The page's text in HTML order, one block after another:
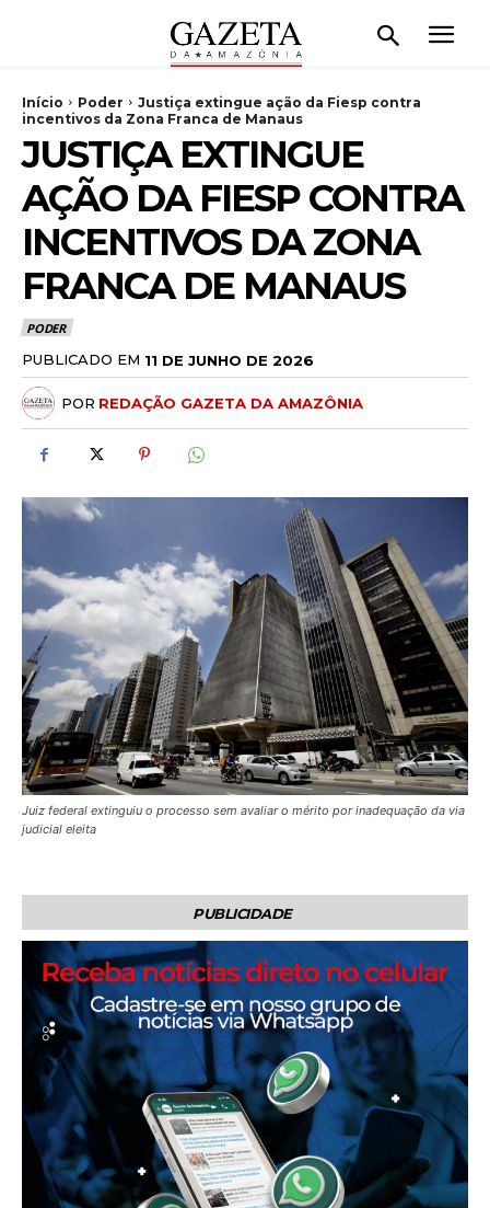
Início Poder
Justiça extingue ação da Fiesp contra
incentivos da Zona Franca de Manaus
JUSTIÇA EXTINGUE
AÇÃO DA FIESP CONTRA
INCENTIVOS DA ZONA
FRANCA DE MANAUS
PODER
PUBLICADO EM 11 DE JUNHO DE 2026
POR REDAÇÃO GAZETA DA AMAZÔNIA
Juiz federal extinguiu o processo sem avaliar o mérito por inadequação da via
judicial eleita
PUBLICIDADE